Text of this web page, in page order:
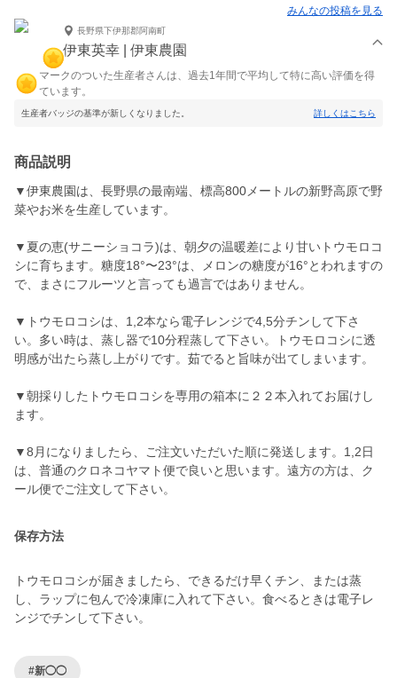
みんなの投稿を見る
長野県下伊那郡阿南町
伊東英幸 | 伊東農園
マークのついた生産者さんは、過去1年間で平均して特に高い評価を得
ています。
生産者バッジの基準が新しくなりました。 詳しくはこちら
商品説明
▼伊東農園は、長野県の最南端、標高800メートルの新野高原で野
菜やお米を生産しています。
▼夏の恵(サニーショコラ)は、朝夕の温暖差により甘いトウモロコ
シに育ちます。糖度18°〜23°は、メロンの糖度が16°とわれますの
で、まさにフルーツと言っても過言ではありません。
▼トウモロコシは、1,2本なら電子レンジで4,5分チンして下さ
い。多い時は、蒸し器で10分程蒸して下さい。トウモロコシに透
明感が出たら蒸し上がりです。茹でると旨味が出てしまいます。
▼朝採りしたトウモロコシを専用の箱本に２２本入れてお届けし
ます。
▼8月になりましたら、ご注文いただいた順に発送します。1,2日
は、普通のクロネコヤマト便で良いと思います。遠方の方は、ク
ール便でご注文して下さい。
保存方法
トウモロコシが届きましたら、できるだけ早くチン、または蒸
し、ラップに包んで冷凍庫に入れて下さい。食べるときは電子レ
ンジでチンして下さい。
#新◯◯